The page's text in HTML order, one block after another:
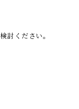
討ください。